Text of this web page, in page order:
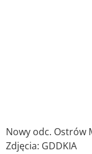
Nowy odc. Ostrów
Zdjęcia: GDDKIA